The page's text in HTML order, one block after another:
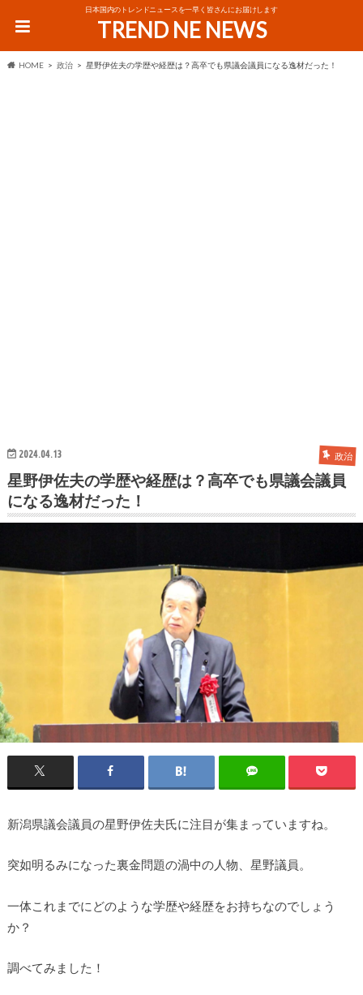
日本国内のトレンドニュースを一早く皆さんにお届けします
TREND NE NEWS
HOME 政治 星野伊佐夫の学歴や経歴は？高卒でも県議会議員になる逸材だった！
2024.04.13 政治
星野伊佐夫の学歴や経歴は？高卒でも県議会議員
になる逸材だった！
新潟県議会議員の星野伊佐夫氏に注目が集まっていますね。
突如明るみになった裏金問題の渦中の人物、星野議員。
一体これまでにどのような学歴や経歴をお持ちなのでしょう
か？
調べてみました！